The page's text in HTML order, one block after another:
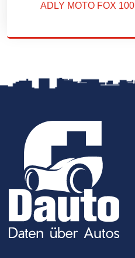
ADLY MOTO FOX 100